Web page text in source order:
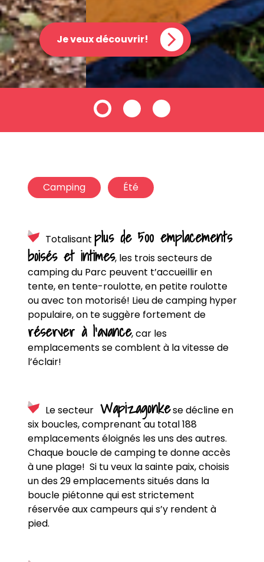
Je veux découvrir!
Camping Été
Totalisant plus de 500 emplacements
boisés et intimes, les trois secteurs de
camping du Parc peuvent t’accueillir en
tente, en tente-roulotte, en petite roulotte
ou avec ton motorisé! Lieu de camping hyper
populaire, on te suggère fortement de
réserver à l’avance, car les
emplacements se comblent à la vitesse de
l’éclair!
Le secteurWapizagonkese décline en
six boucles, comprenant au total 188
emplacements éloignés les uns des autres.
Chaque boucle de camping te donne accès
à une plage! Si tu veux la sainte paix, choisis
un des 29 emplacements situés dans la
boucle piétonne qui est strictement
réservée aux campeurs qui s’y rendent à
pied.